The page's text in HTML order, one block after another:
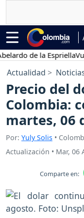
de la EspriellaVuelta a
Actualidad
Precio del
Colombia:
martes, 06
Por: Yuly Solis •
Actualización • Mar, 06
Comparte en: